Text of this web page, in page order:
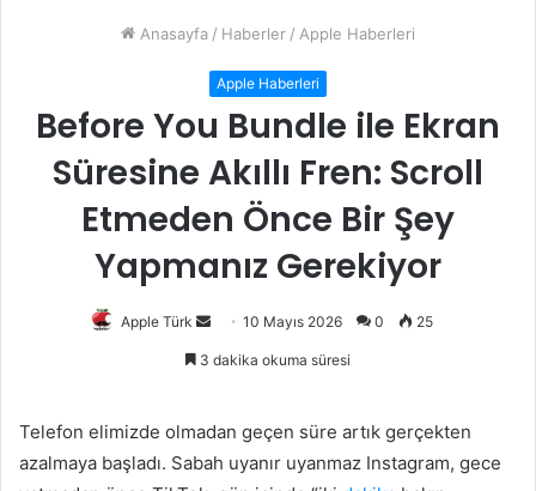
Anasayfa / Haberler / Apple Haberleri
Apple Haberleri
Before You Bundle ile Ekran
Süresine Akıllı Fren: Scroll
Etmeden Önce Bir Şey
Yapmanız Gerekiyor
Apple Türk
Bir
10 Mayıs 2026 0 25
3 dakika okuma süresi
Telefon elimizde olmadan geçen süre artık gerçekten
azalmaya başladı. Sabah uyanır uyanmaz Instagram, gece